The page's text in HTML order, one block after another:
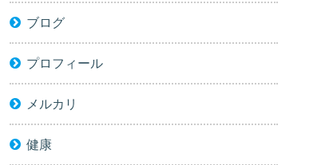
ブログ
プロフィール
メルカリ
健康